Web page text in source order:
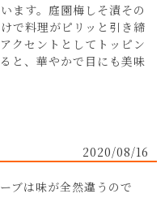
ます。庭園梅しそ漬その
で料理がピリッと引き締
クセントとしてトッピン
と、華やかで目にも美味
2020/08/16
ブは味が全然違うので